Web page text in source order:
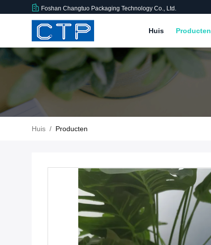
Foshan Changtuo Packaging Technology Co., Ltd.
Huis Producten
Huis / Producten